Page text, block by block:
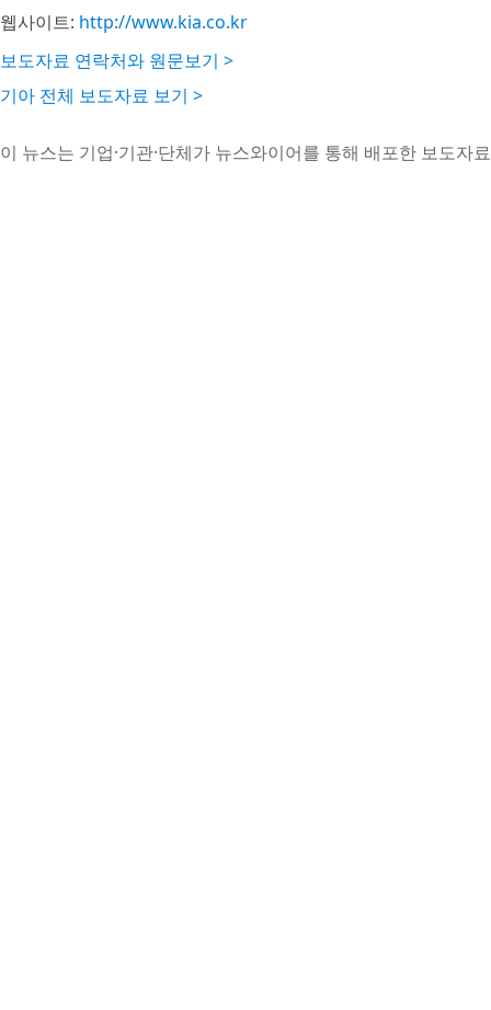
웹사이트: http://www.kia.co.kr
보도자료 연락처와 원문보기 >
기아 전체 보도자료 보기 >
이 뉴스는 기업·기관·단체가 뉴스와이어를 통해 배포한 보도자